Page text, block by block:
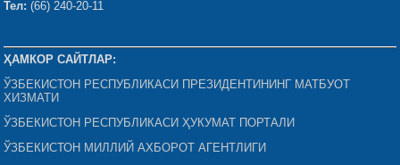
Тел: (66) 240-20-11
ҲАМКОР САЙТЛАР:
ЎЗБЕКИСТОН РЕСПУБЛИКАСИ ПРЕЗИДЕНТИНИНГ МАТБУОТ
ХИЗМАТИ
ЎЗБЕКИСТОН РЕСПУБЛИКАСИ ҲУКУМАТ ПОРТАЛИ
ЎЗБЕКИСТОН МИЛЛИЙ АХБОРОТ АГЕНТЛИГИ